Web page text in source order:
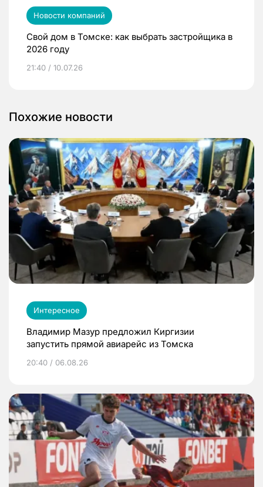
Новости компаний
Свой дом в Томске: как выбрать застройщика в
2026 году
21:40 / 10.07.26
Похожие новости
Интересное
Владимир Мазур предложил Киргизии
запустить прямой авиарейс из Томска
20:40 / 06.08.26